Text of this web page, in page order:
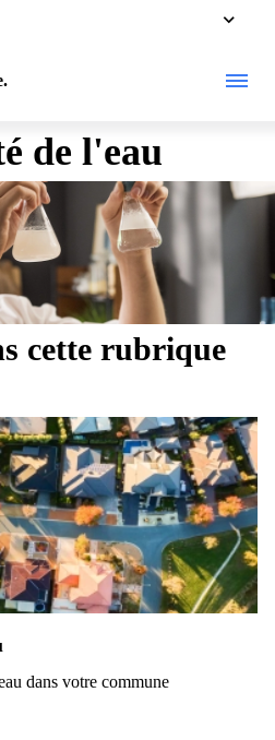
de l'eau
cette rubrique
dans votre commune